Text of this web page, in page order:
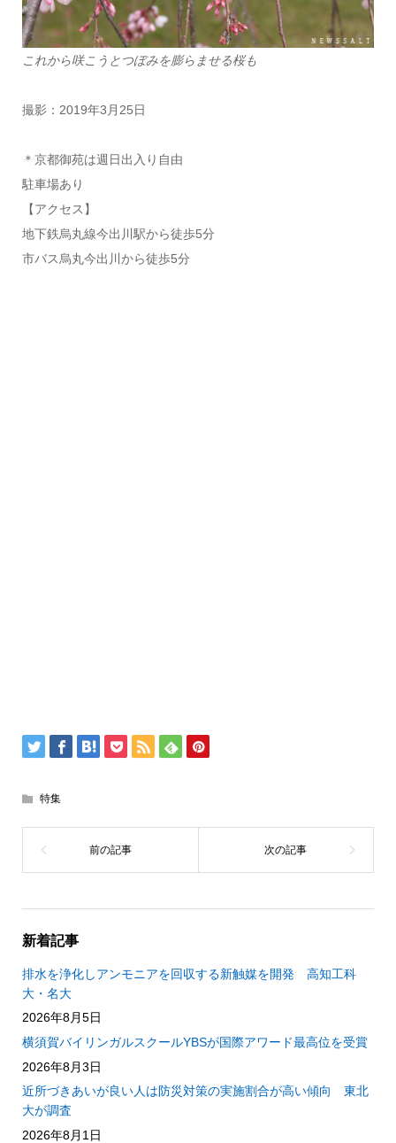
これから咲こうとつぼみを膨らませる桜も
撮影：2019年3月25日
＊京都御苑は週日出入り自由
駐車場あり
【アクセス】
地下鉄烏丸線今出川駅から徒歩5分
市バス烏丸今出川から徒歩5分
特集
新着記事
排水を浄化しアンモニアを回収する新触媒を開発 高知工科
大・名大
2026年8月5日
横須賀バイリンガルスクールYBSが国際アワード最高位を受賞
2026年8月3日
近所づきあいが良い人は防災対策の実施割合が高い傾向 東北
大が調査
2026年8月1日